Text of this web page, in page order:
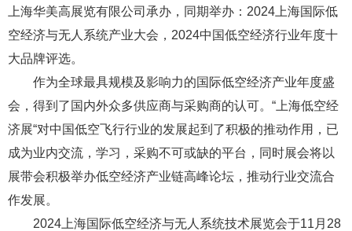
上海华美高展览有限公司承办，同期举办：2024上海国际低
空经济与无人系统产业大会，2024中国低空经济行业年度十
大品牌评选。
作为全球最具规模及影响力的国际低空经济产业年度盛
会，得到了国内外众多供应商与采购商的认可。“上海低空经
济展“对中国低空飞行行业的发展起到了积极的推动作用，已
成为业内交流，学习，采购不可或缺的平台，同时展会将以
展带会积极举办低空经济产业链高峰论坛，推动行业交流合
作发展。
2024上海国际低空经济与无人系统技术展览会于11月28